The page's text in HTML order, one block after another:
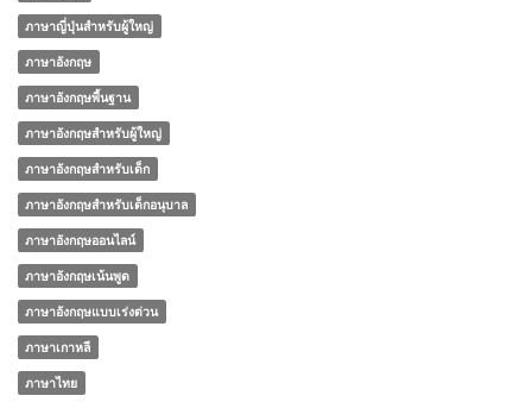
ภาษาญี่ปุ่นสำหรับผู้ใหญ่
ภาษาอังกฤษ
ภาษาอังกฤษพื้นฐาน
ภาษาอังกฤษสำหรับผู้ใหญ่
ภาษาอังกฤษสำหรับเด็ก
ภาษาอังกฤษสำหรับเด็กอนุบาล
ภาษาอังกฤษออนไลน์
ภาษาอังกฤษเน้นพูด
ภาษาอังกฤษแบบเร่งด่วน
ภาษาเกาหลี
ภาษาไทย